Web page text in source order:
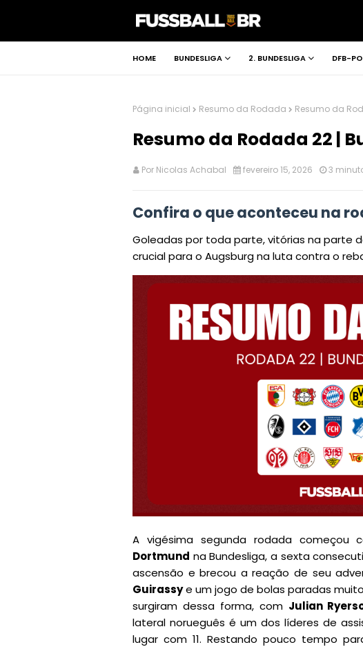
HOME BUNDESLIGA 2. BUNDESLIGA DFB-
Página inicial Resumo da Rodada Resumo da
Resumo da Rodada 22 |
Por Nicolas Achabal fevereiro 15, 2026 3
Confira o que aconteceu na
Goleadas por toda parte, vitórias na parte
crucial para o Augsburg na luta contra o
A vigésima segunda rodada começou
Dortmund na Bundesliga, a sexta
ascensão e brecou a reação de seu
Guirassye um jogo de bolas paradas
surgiram dessa forma, com Julian
lateral norueguês é um dos líderes de
lugar com 11. Restando pouco tempo